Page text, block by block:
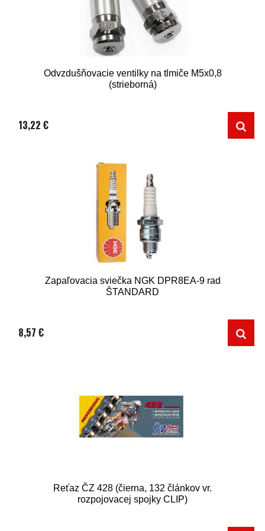
Odvzdušňovacie ventilky na tlmiče M5x0,8
(strieborná)
13,22 €
Zapaľovacia sviečka NGK DPR8EA-9 rad
ŠTANDARD
8,57 €
Reťaz ČZ 428 (čierna, 132 článkov vr.
rozpojovacej spojky CLIP)